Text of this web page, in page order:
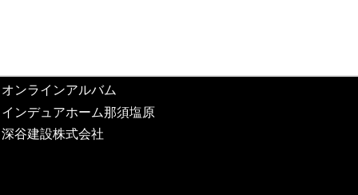
オンラインアルバム
インデュアホーム那須塩原
深谷建設株式会社